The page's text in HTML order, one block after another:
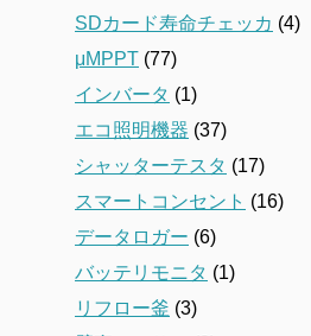
SDカード寿命チェッカ (4)
μMPPT (77)
インバータ (1)
エコ照明機器 (37)
シャッターテスタ (17)
スマートコンセント (16)
データロガー (6)
バッテリモニタ (1)
リフロー釜 (3)